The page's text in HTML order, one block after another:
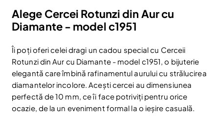
Alege Cercei Rotunzi din Aur cu
Diamante - model c1951
Îi poți oferi celei dragi un cadou special cu Cerceii
Rotunzi din Aur cu Diamante - model c1951, o bijuterie
elegantă care îmbină rafinamentul aurului cu strălucirea
diamantelor incolore. Acești cercei au dimensiunea
perfectă de 10 mm, ce îi face potriviți pentru orice
ocazie, de la un eveniment formal la o ieșire casuală.